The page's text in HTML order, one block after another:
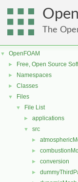
The
▼ OpenFOAM
► Free, Open Source
► Namespaces
► Classes
▼ Files
▼ File List
► applications
▼ src
►
►
► conversion
►